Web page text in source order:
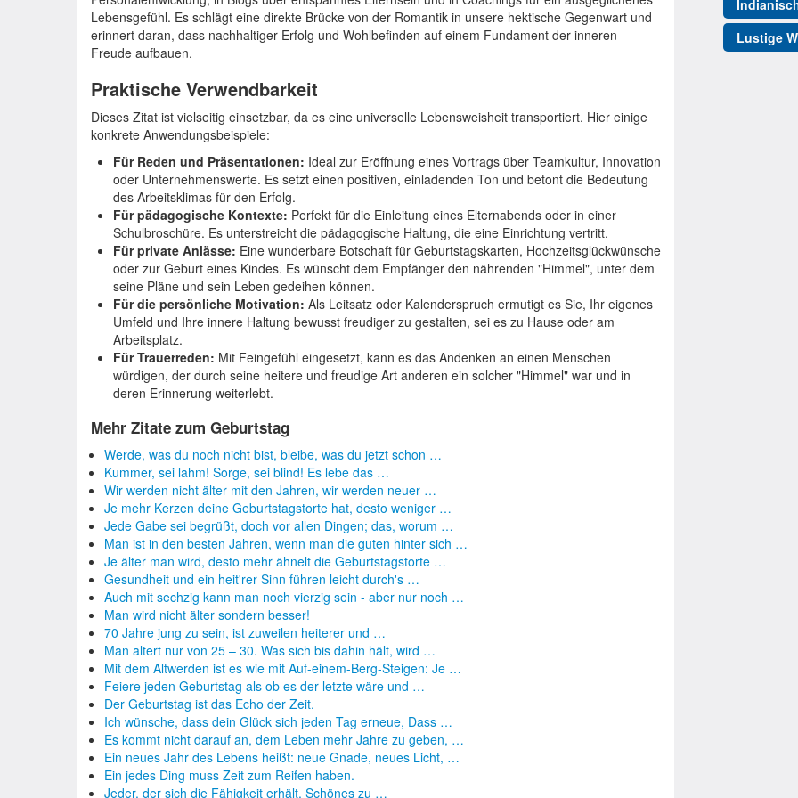
Lebensgefühl. Es schlägt eine direkte Brücke von der Romantik in unsere hektische Gegenwart und
erinnert daran, dass nachhaltiger Erfolg und Wohlbefinden auf einem Fundament der inneren
Freude aufbauen.
Praktische Verwendbarkeit
Dieses Zitat ist vielseitig einsetzbar, da es eine universelle Lebensweisheit transportiert. Hier einige
konkrete Anwendungsbeispiele:
Für Reden und Präsentationen: Ideal zur Eröffnung eines Vortrags über Teamkultur, Innovation
oder Unternehmenswerte. Es setzt einen positiven, einladenden Ton und betont die Bedeutung
des Arbeitsklimas für den Erfolg.
Für pädagogische Kontexte: Perfekt für die Einleitung eines Elternabends oder in einer
Schulbroschüre. Es unterstreicht die pädagogische Haltung, die eine Einrichtung vertritt.
Für private Anlässe: Eine wunderbare Botschaft für Geburtstagskarten, Hochzeitsglückwünsche
oder zur Geburt eines Kindes. Es wünscht dem Empfänger den nährenden "Himmel", unter dem
seine Pläne und sein Leben gedeihen können.
Für die persönliche Motivation: Als Leitsatz oder Kalenderspruch ermutigt es Sie, Ihr eigenes
Umfeld und Ihre innere Haltung bewusst freudiger zu gestalten, sei es zu Hause oder am
Arbeitsplatz.
Für Trauerreden: Mit Feingefühl eingesetzt, kann es das Andenken an einen Menschen
würdigen, der durch seine heitere und freudige Art anderen ein solcher "Himmel" war und in
deren Erinnerung weiterlebt.
Mehr Zitate zum Geburtstag
Werde, was du noch nicht bist, bleibe, was du jetzt schon …
Kummer, sei lahm! Sorge, sei blind! Es lebe das …
Wir werden nicht älter mit den Jahren, wir werden neuer …
Je mehr Kerzen deine Geburtstagstorte hat, desto weniger …
Jede Gabe sei begrüßt, doch vor allen Dingen; das, worum …
Man ist in den besten Jahren, wenn man die guten hinter sich …
Je älter man wird, desto mehr ähnelt die Geburtstagstorte …
Gesundheit und ein heit'rer Sinn führen leicht durch's …
Auch mit sechzig kann man noch vierzig sein - aber nur noch …
Man wird nicht älter sondern besser!
70 Jahre jung zu sein, ist zuweilen heiterer und …
Man altert nur von 25 – 30. Was sich bis dahin hält, wird …
Mit dem Altwerden ist es wie mit Auf-einem-Berg-Steigen: Je …
Feiere jeden Geburtstag als ob es der letzte wäre und …
Der Geburtstag ist das Echo der Zeit.
Ich wünsche, dass dein Glück sich jeden Tag erneue, Dass …
Es kommt nicht darauf an, dem Leben mehr Jahre zu geben, …
Ein neues Jahr des Lebens heißt: neue Gnade, neues Licht, …
Ein jedes Ding muss Zeit zum Reifen haben.
Jeder, der sich die Fähigkeit erhält, Schönes zu …
Lustige